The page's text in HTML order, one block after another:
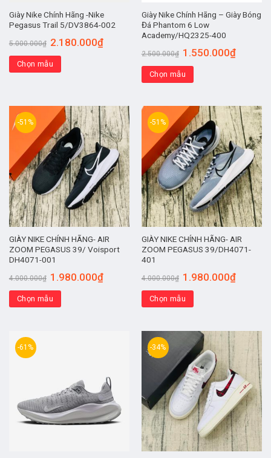
Giày Nike Chính Hãng -Nike
Pegasus Trail 5/DV3864-002
5.000.000₫ 2.180.000₫
Chọn mẫu
Giày Nike Chính Hãng – Giày Bóng
Đá Phantom 6 Low
Academy/HQ2325-400
2.500.000₫ 1.550.000₫
Chọn mẫu
-51%
GIÀY NIKE CHÍNH HÃNG- AIR
ZOOM PEGASUS 39/ Voisport
DH4071-001
4.000.000₫ 1.980.000₫
Chọn mẫu
-51%
GIÀY NIKE CHÍNH HÃNG- AIR
ZOOM PEGASUS 39/DH4071-
401
4.000.000₫ 1.980.000₫
Chọn mẫu
-61% -34%